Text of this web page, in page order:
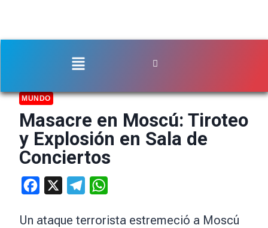
MUNDO
Masacre en Moscú: Tiroteo
y Explosión en Sala de
Conciertos
Facebook Telegram
Un ataque terrorista estremeció a Moscú